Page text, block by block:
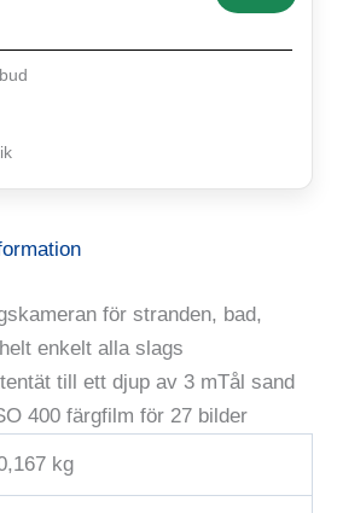
för stranden, bad,
enkelt alla slags
till ett djup av 3 mTål sand
400 färgfilm för 27 bilder
kg